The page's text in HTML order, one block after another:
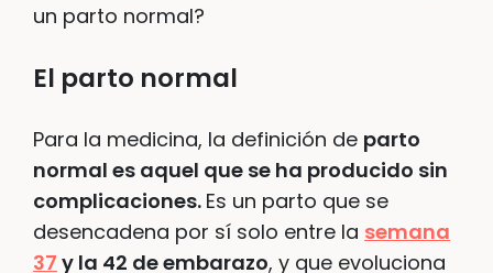
un parto normal?
El parto normal
Para la medicina, la definición de parto
normal es aquel que se ha producido sin
complicaciones. Es un parto que se
desencadena por sí solo entre la semana
37 y la 42 de embarazo, y que evoluciona